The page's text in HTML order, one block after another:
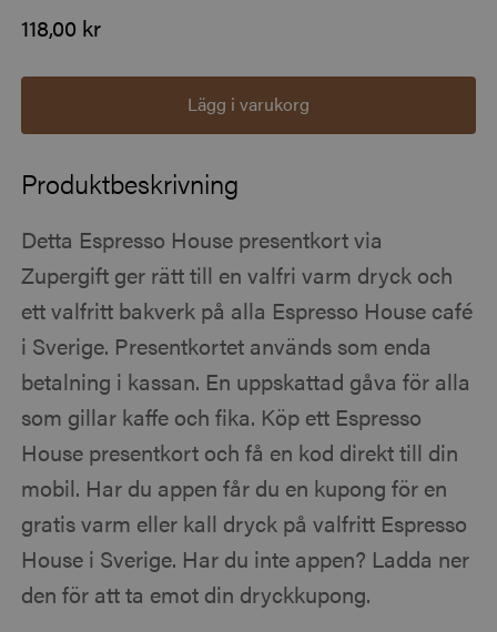
118,00 kr
Lägg i varukorg
Produktbeskrivning
Detta Espresso House presentkort via
Zupergift ger rätt till en valfri varm dryck och
ett valfritt bakverk på alla Espresso House café
i Sverige. Presentkortet används som enda
betalning i kassan. En uppskattad gåva för alla
som gillar kaffe och fika. Köp ett Espresso
House presentkort och få en kod direkt till din
mobil. Har du appen får du en kupong för en
gratis varm eller kall dryck på valfritt Espresso
House i Sverige. Har du inte appen? Ladda ner
den för att ta emot din dryckkupong.